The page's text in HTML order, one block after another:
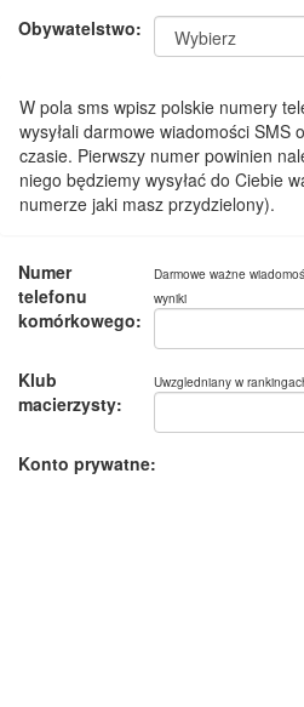
Obywatelstwo:
W pola sms wpisz polskie numery
wysyłali darmowe wiadomości SMS
czasie. Pierwszy numer powinien
niego będziemy wysyłać do Ciebie
numerze jaki masz przydzielony).
Numer
telefonu
komórkowego:
Darmowe ważne
wyniki
Klub
macierzysty:
Uwzgledniany w
Konto prywatne: